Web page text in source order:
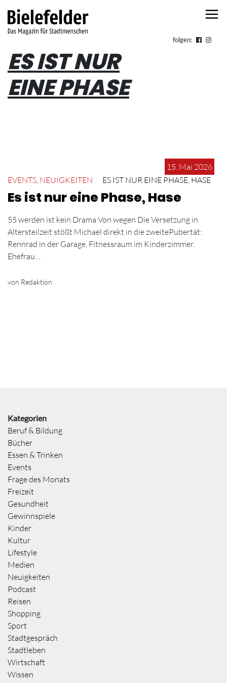
folgen:
ES IST NUR
EINE PHASE
15. Mai 2026
EVENTS, NEUIGKEITEN ES IST NUR EINE PHASE, HASE
Es ist nur eine Phase, Hase
55 werden ist kein Drama Von wegen Die Versetzung in
Altersteilzeit stößt Michael direkt in die zweitePubertät:
Rennrad in der Garage, Fitnessraum im Kinderzimmer.
Ehefrau…
von Redaktion
Kategorien
Beruf & Bildung
Bücher
Essen & Trinken
Events
Frage des Monats
Freizeit
Gesundheit
Gewinnspiele
Kinder
Kultur
Lifestyle
Medien
Neuigkeiten
Podcast
Reisen
Shopping
Sport
Stadtgespräch
Stadtleben
Wirtschaft
Wissen